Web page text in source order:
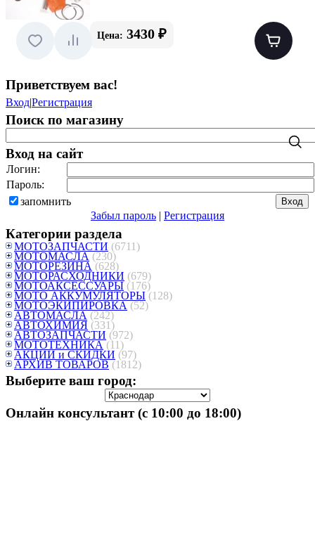
Цена: 3430 ₽
Приветствуем вас!
Вход|Регистрация
Поиск по магазину
Вход на сайт
Логин:
Пароль:
запомнить
Забыл пароль | Регистрация
Категории раздела
МОТОЗАПЧАСТИ (6711)
МОТОМАСЛА (230)
МОТОРЕЗИНА (628)
МОТОРАСХОДНИКИ (679)
МОТОАКСЕССУАРЫ (176)
МОТО АККУМУЛЯТОРЫ (128)
МОТОЭКИПИРОВКА (52)
АВТОМАСЛА (242)
АВТОХИМИЯ (331)
АВТОЗАПЧАСТИ (972)
МОТОТЕХНИКА (11)
АКЦИИ и СКИДКИ (97)
АРХИВ ТОВАРОВ (1812)
Выберите ваш город:
Онлайн консультант (с 10:00 до 18:00)